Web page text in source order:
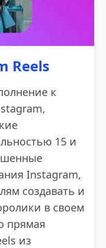
Reels
к
15 и
Instagram,
создавать и
в своем
прямая
из